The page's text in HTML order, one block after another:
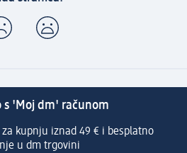
s 'Moj dm' računom
za kupnju iznad 49 € i besplatno
u dm trgovini